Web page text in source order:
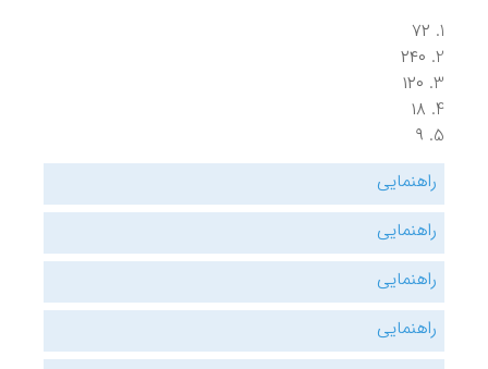
۷۲
۲۴۰
۱۲۰
۱۸
۹
راهنمایی
راهنمایی
راهنمایی
راهنمایی